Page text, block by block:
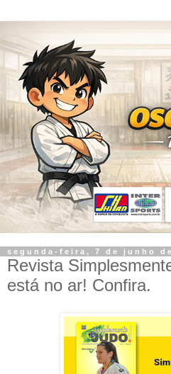
segunda-feira, 7 de junho de
Revista
está no ar! Confira.